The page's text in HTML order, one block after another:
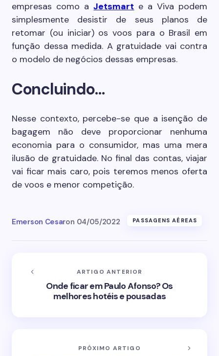
empresas como aJetsmart e a Viva podem
simplesmente desistir de seus planos de
retomar (ou iniciar) os voos para o Brasil em
função dessa medida. A gratuidade vai contra
o modelo de negócios dessas empresas.
Concluindo…
Nesse contexto, percebe-se que a isenção de
bagagem não deve proporcionar nenhuma
economia para o consumidor, mas uma mera
ilusão de gratuidade. No final das contas, viajar
vai ficar mais caro, pois teremos menos oferta
de voos e menor competição.
Emerson Cesaron 04/05/2022 PASSAGENS AÉREAS
ARTIGO ANTERIOR
Onde ficar em Paulo Afonso? Os
melhores hotéis e pousadas
PRÓXIMO ARTIGO